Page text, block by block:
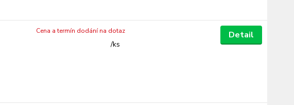
/ks
Cena a termín dodání na dotaz Detail